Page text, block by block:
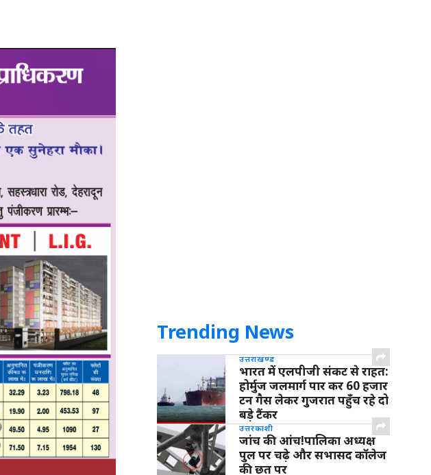
Trending News
उत्तराखण्ड
भारत में एलपीजी संकट से राहत:
होर्मुज जलमार्ग पार कर 60 हजार
टन गैस लेकर गुजरात पहुँच रहे दो
बड़े टैंकर
उत्तरकाशी
जांच की आंच!पालिका अध्यक्ष
पुल पर चढ़े और सभासद कॉलेज
की छत पर